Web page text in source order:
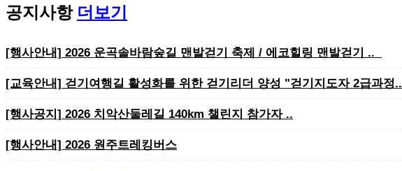
[코스변경] ■ 원주굽이길 7코스 태조왕건길 코스 변경 안내
공지사항 더보기
[행사안내] 2026 운곡솔바람숲길 맨발걷기 축제 / 에코힐링 맨발걷기 ..
[교육안내] 걷기여행길 활성화를 위한 걷기리더 양성 "걷기지도자 2급과정..
​​​​​​​[행사공지] 2026 치악산둘레길 140km 챌린지 참가자 ..
[행사안내] 2026 원주트레킹버스